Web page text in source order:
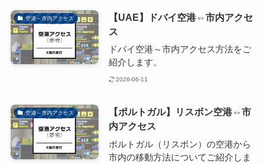
空港～市内アクセス
【UAE】ドバイ空港⇔市内アクセ
ス
ドバイ空港～市内アクセス方法をご
紹介します。
2026-06-11
空港～市内アクセス
【ポルトガル】リスボン空港⇔市
内アクセス
ポルトガル（リスボン）の空港から
市内の移動方法についてご紹介しま